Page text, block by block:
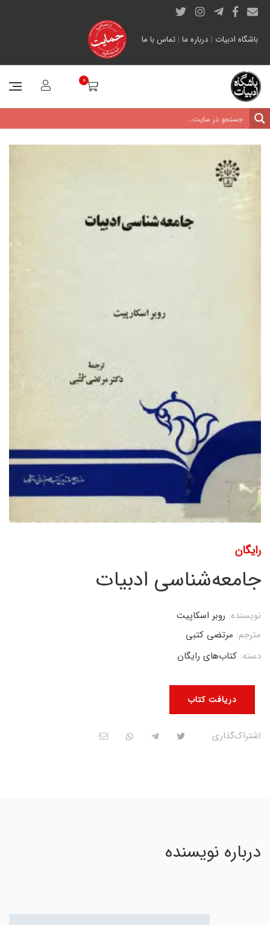
باشگاه ادبیات | درباره ما | تماس با ما
0
رایگان
جامعه‌شناسی ادبیات
دریافت کتاب
نویسنده: روبر اسکاپیت
مترجم: مرتضی کتبی
دسته: کتاب‌های رایگان
اشتراک‌گذاری
درباره نویسنده